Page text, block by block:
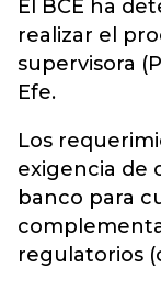
El BCE ha
realizar el
supervisora
Efe.
Los
exigencia de
banco para
regulatorios